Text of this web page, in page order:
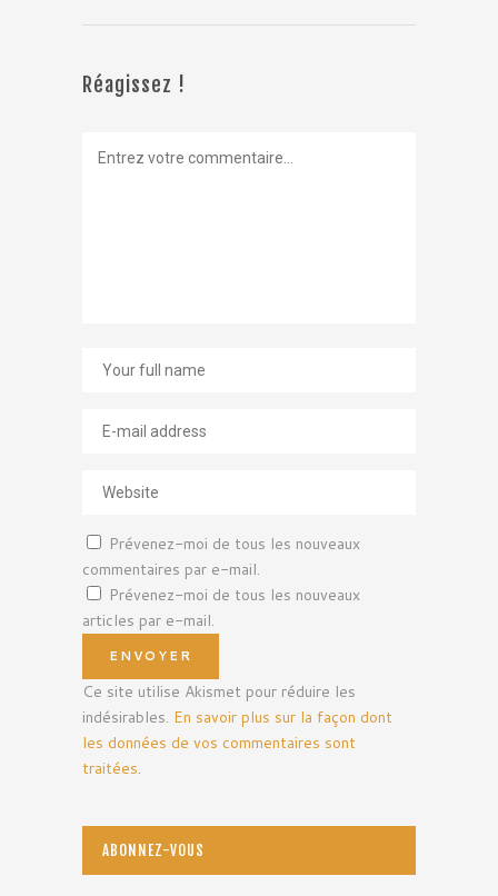
Réagissez !
Prévenez-moi de tous les nouveaux
commentaires par e-mail.
Prévenez-moi de tous les nouveaux
articles par e-mail.
Ce site utilise Akismet pour réduire les
indésirables. En savoir plus sur la façon dont
les données de vos commentaires sont
traitées.
ABONNEZ-VOUS